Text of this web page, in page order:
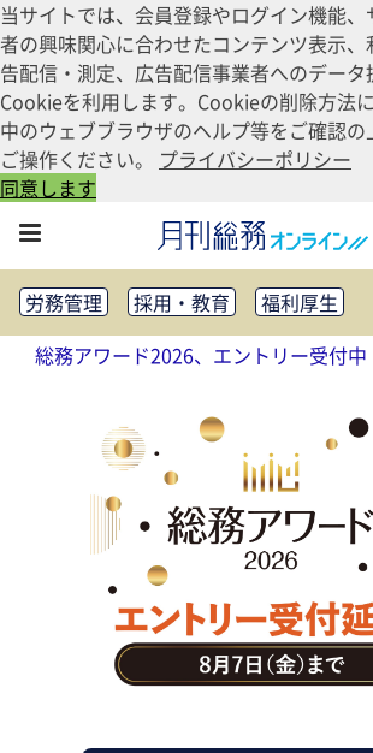
当サイトでは、会員登録やログイン機能
者の興味関心に合わせたコンテンツ表示
告配信・測定、広告配信事業者へのデータ
Cookieを利用します。Cookieの削除方法
中のウェブブラウザのヘルプ等をご確認の
ご操作ください。 プライバシーポリシー
同意します
労務管理 採用・教育
福利厚生
健康経営
働き方改革
法務・コンプライアンス
リスクマネジメント・BCP
社外・社内広報
社外・社内コミュニケーション活性化
FM・オフィス移転
CSR・SDGs
テクノロジー活用・DX
助成金・補助金・コスト削減
アウトソーシング・BPO
調査・レポ
総務アワード2026、エントリー受付中